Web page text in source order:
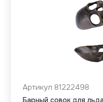
Артикул 81222498
Барный совок для